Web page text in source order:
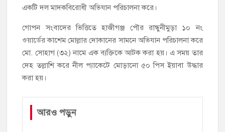
একটি দল মাদকবিরোধী অভিযান পরিচালনা করে।
গোপন সংবাদের ভিত্তিতে হাজীগঞ্জ পৌর রান্ধুনীমুড়া ১০ নং
ওয়ার্ডের কাশেম মোল্লার দোকানের সামনে অভিযান পরিচালনা করে
মো. সোহাগ (৩২) নামে এক ব্যক্তিকে আটক করা হয়। এ সময় তার
দেহ তল্লাশি করে নীল প্যাকেটে মোড়ানো ৫০ পিস ইয়াবা উদ্ধার
করা হয়।
আরও পড়ুন